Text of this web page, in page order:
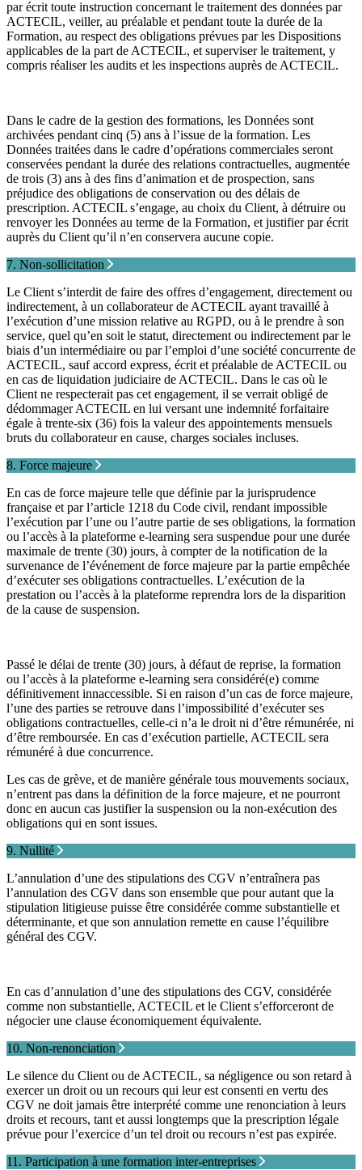
par écrit toute instruction concernant le traitement des données par
ACTECIL, veiller, au préalable et pendant toute la durée de la
Formation, au respect des obligations prévues par les Dispositions
applicables de la part de ACTECIL, et superviser le traitement, y
compris réaliser les audits et les inspections auprès de ACTECIL.
Dans le cadre de la gestion des formations, les Données sont
archivées pendant cinq (5) ans à l’issue de la formation. Les
Données traitées dans le cadre d’opérations commerciales seront
conservées pendant la durée des relations contractuelles, augmentée
de trois (3) ans à des fins d’animation et de prospection, sans
préjudice des obligations de conservation ou des délais de
prescription. ACTECIL s’engage, au choix du Client, à détruire ou
renvoyer les Données au terme de la Formation, et justifier par écrit
auprès du Client qu’il n’en conservera aucune copie.
7. Non-sollicitation
Le Client s’interdit de faire des offres d’engagement, directement ou
indirectement, à un collaborateur de ACTECIL ayant travaillé à
l’exécution d’une mission relative au RGPD, ou à le prendre à son
service, quel qu’en soit le statut, directement ou indirectement par le
biais d’un intermédiaire ou par l’emploi d’une société concurrente de
ACTECIL, sauf accord express, écrit et préalable de ACTECIL ou
en cas de liquidation judiciaire de ACTECIL. Dans le cas où le
Client ne respecterait pas cet engagement, il se verrait obligé de
dédommager ACTECIL en lui versant une indemnité forfaitaire
égale à trente-six (36) fois la valeur des appointements mensuels
bruts du collaborateur en cause, charges sociales incluses.
8. Force majeure
En cas de force majeure telle que définie par la jurisprudence
française et par l’article 1218 du Code civil, rendant impossible
l’exécution par l’une ou l’autre partie de ses obligations, la formation
ou l’accès à la plateforme e-learning sera suspendue pour une durée
maximale de trente (30) jours, à compter de la notification de la
survenance de l’événement de force majeure par la partie empêchée
d’exécuter ses obligations contractuelles. L’exécution de la
prestation ou l’accès à la plateforme reprendra lors de la disparition
de la cause de suspension.
Passé le délai de trente (30) jours, à défaut de reprise, la formation
ou l’accès à la plateforme e-learning sera considéré(e) comme
définitivement innaccessible. Si en raison d’un cas de force majeure,
l’une des parties se retrouve dans l’impossibilité d’exécuter ses
obligations contractuelles, celle-ci n’a le droit ni d’être rémunérée, ni
d’être remboursée. En cas d’exécution partielle, ACTECIL sera
rémunéré à due concurrence.
Les cas de grève, et de manière générale tous mouvements sociaux,
n’entrent pas dans la définition de la force majeure, et ne pourront
donc en aucun cas justifier la suspension ou la non-exécution des
obligations qui en sont issues.
9. Nullité
L’annulation d’une des stipulations des CGV n’entraînera pas
l’annulation des CGV dans son ensemble que pour autant que la
stipulation litigieuse puisse être considérée comme substantielle et
déterminante, et que son annulation remette en cause l’équilibre
général des CGV.
En cas d’annulation d’une des stipulations des CGV, considérée
comme non substantielle, ACTECIL et le Client s’efforceront de
négocier une clause économiquement équivalente.
10. Non-renonciation
Le silence du Client ou de ACTECIL, sa négligence ou son retard à
exercer un droit ou un recours qui leur est consenti en vertu des
CGV ne doit jamais être interprété comme une renonciation à leurs
droits et recours, tant et aussi longtemps que la prescription légale
prévue pour l’exercice d’un tel droit ou recours n’est pas expirée.
11. Participation à une formation inter-entreprises